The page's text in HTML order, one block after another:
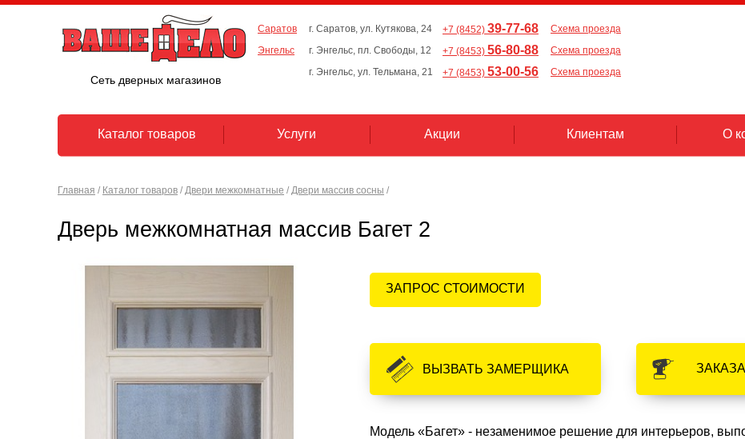
Главная / Каталог товаров / Двери межкомнатные / Двери массив сосны /
Дверь межкомнатная массив Багет 2
ЗАПРОС СТОИМОСТИ
ВЫЗВАТЬ ЗАМЕРЩИКА
Модель «Багет» - незаменимое решение для интерьеров,
Сеть дверных магазинов
Саратов
Энгельс
г. Саратов, ул. Кутякова, 24 +7 (8452) 39-77-68
Схема проезда
г. Энгельс, пл. Свободы, 12
+7 (8453) 56-80-88
Схема проезда
г. Энгельс, ул. Тельмана, 21
+7 (8453) 53-00-56 Схема проезда
Каталог товаров Услуги Акции Клиентам О